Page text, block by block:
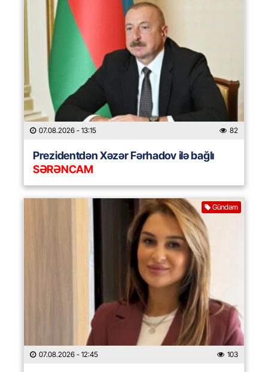
07.08.2026 - 13:15 82
Prezidentdən Xəzər Fərhadov ilə bağlı
SƏRƏNCAM
Gündəm
07.08.2026 - 12:45 103